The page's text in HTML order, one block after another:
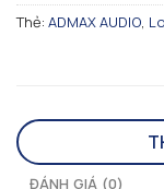
Thẻ: ADMAX AUDIO,
ĐÁNH GIÁ (0)